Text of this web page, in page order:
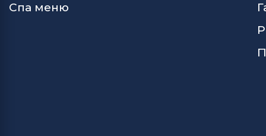
Спа меню